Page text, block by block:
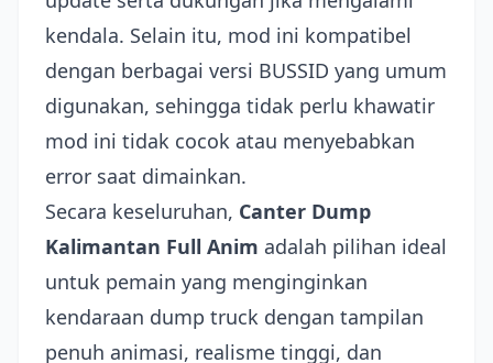
kendala. Selain itu, mod ini kompatibel
dengan berbagai versi BUSSID yang umum
digunakan, sehingga tidak perlu khawatir
mod ini tidak cocok atau menyebabkan
error saat dimainkan.
Secara keseluruhan, Canter Dump
Kalimantan Full Anim adalah pilihan ideal
untuk pemain yang menginginkan
kendaraan dump truck dengan tampilan
penuh animasi, realisme tinggi, dan